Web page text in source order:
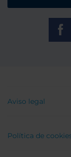
Aviso legal
Política de